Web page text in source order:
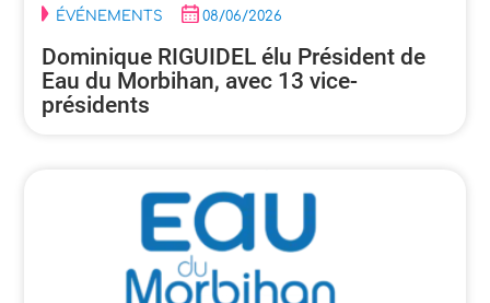
ÉVÉNEMENTS 08/06/2026
Dominique RIGUIDEL élu Président de
Eau du Morbihan, avec 13 vice-
présidents